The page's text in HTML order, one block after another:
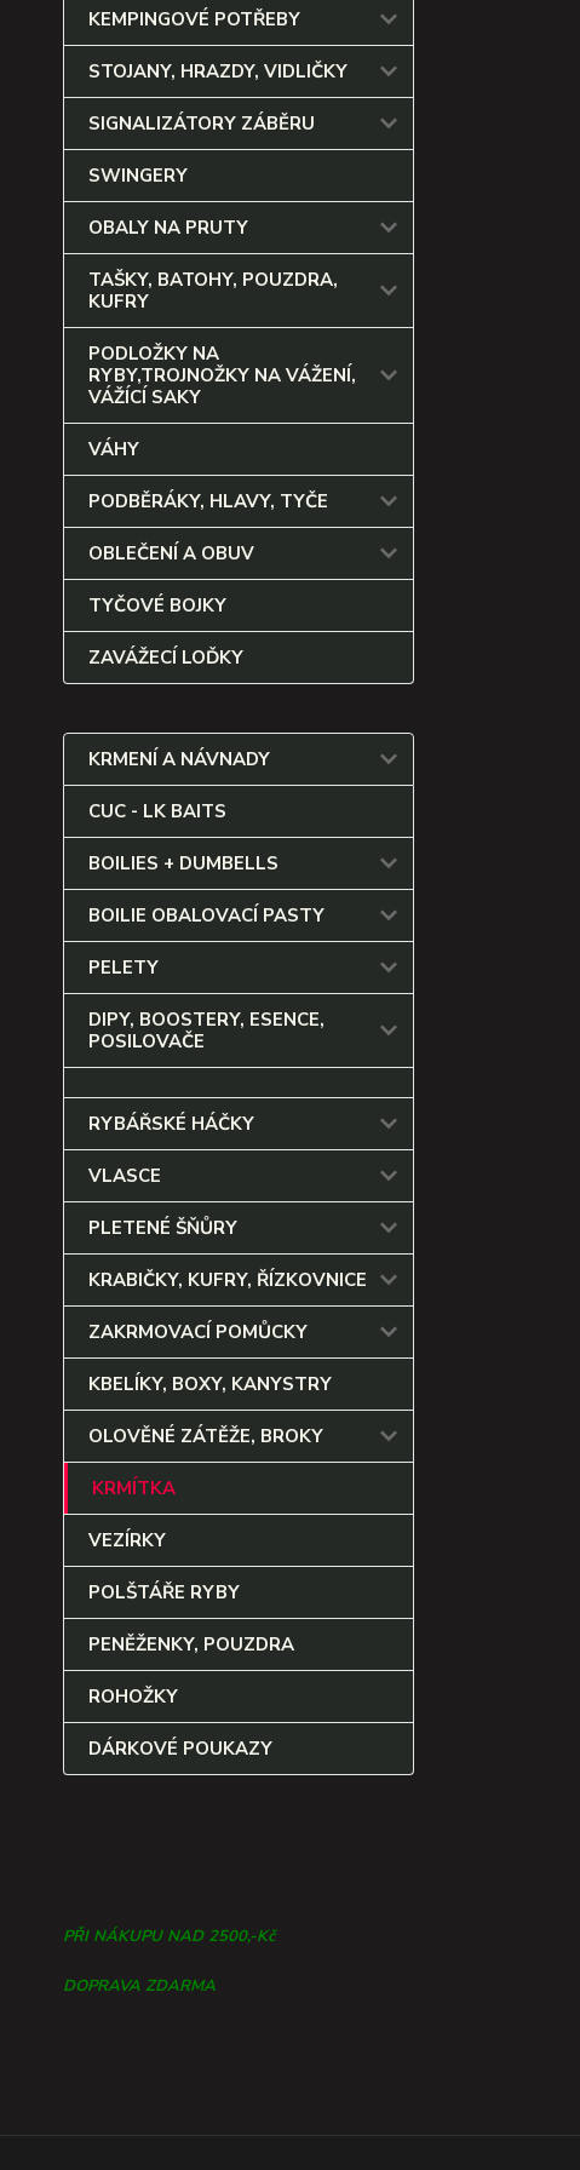
KEMPINGOVÉ POTŘEBY
STOJANY, HRAZDY, VIDLIČKY
SIGNALIZÁTORY ZÁBĚRU
SWINGERY
OBALY NA PRUTY
TAŠKY, BATOHY, POUZDRA,
KUFRY
PODLOŽKY NA
RYBY,TROJNOŽKY NA VÁŽENÍ,
VÁŽÍCÍ SAKY
VÁHY
PODBĚRÁKY, HLAVY, TYČE
OBLEČENÍ A OBUV
TYČOVÉ BOJKY
ZAVÁŽECÍ LOĎKY
KRMENÍ A NÁVNADY
CUC - LK BAITS
BOILIES + DUMBELLS
BOILIE OBALOVACÍ PASTY
PELETY
DIPY, BOOSTERY, ESENCE,
POSILOVAČE
RYBÁŘSKÉ HÁČKY
VLASCE
PLETENÉ ŠŇŮRY
KRABIČKY, KUFRY, ŘÍZKOVNICE
ZAKRMOVACÍ POMŮCKY
KBELÍKY, BOXY, KANYSTRY
OLOVĚNÉ ZÁTĚŽE, BROKY
KRMÍTKA
VEZÍRKY
POLŠTÁŘE RYBY
PENĚŽENKY, POUZDRA
ROHOŽKY
DÁRKOVÉ POUKAZY
PŘI NÁKUPU NAD 2500,-Kč
DOPRAVA ZDARMA